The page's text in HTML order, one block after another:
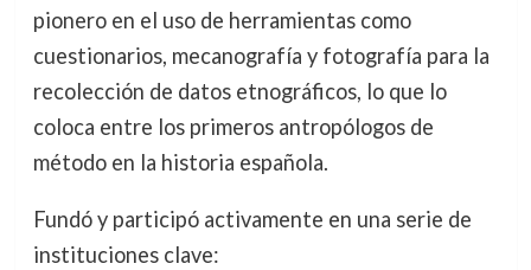
pionero en el uso de herramientas como
cuestionarios, mecanografía y fotografía para la
recolección de datos etnográficos, lo que lo
coloca entre los primeros antropólogos de
método en la historia española.
Fundó y participó activamente en una serie de
instituciones clave: